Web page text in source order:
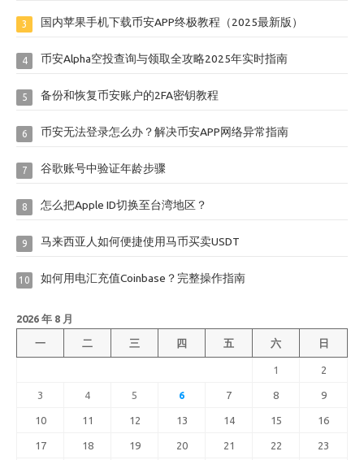
3 国内苹果手机下载币安APP终极教程（2025最新版）
4 币安Alpha空投查询与领取全攻略2025年实时指南
5 备份和恢复币安账户的2FA密钥教程
6 币安无法登录怎么办？解决币安APP网络异常指南
7 谷歌账号中验证年龄步骤
8 怎么把Apple ID切换至台湾地区？
9 马来西亚人如何便捷使用马币买卖USDT
10 如何用电汇充值Coinbase？完整操作指南
2026 年 8 月
一 二 三 四 五 六 日
1 2
3 4 5 6 7 8 9
10 11 12 13 14 15 16
17 18 19 20 21 22 23